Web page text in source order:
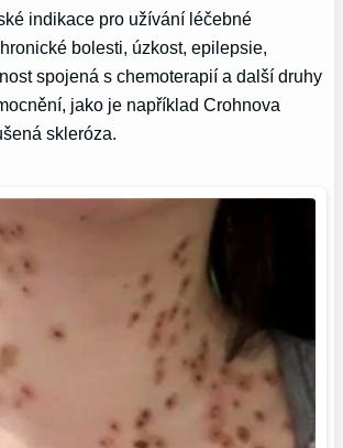
indikace pro užívání léčebné
bolesti, úzkost, epilepsie,
spojená s chemoterapií a další druhy
jako je například Crohnova
skleróza.